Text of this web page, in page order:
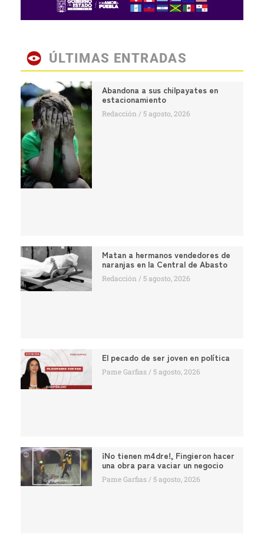
ÚLTIMAS ENTRADAS
Abandona a sus chilpayates en
estacionamiento
Redacción 5 agosto, 2026
Matan a hermanos vendedores de
naranjas en la Central de Abasto
Redacción 5 agosto, 2026
El pecado de ser joven en política
Pame Garfias 5 agosto, 2026
¡No tienen m4dre!, Fingieron hacer
una obra para vaciar un negocio
Pame Garfias 5 agosto, 2026